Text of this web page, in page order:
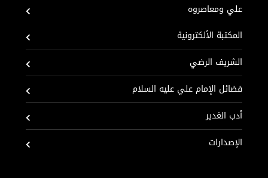
علي ومعاصروه
المكتبة الألكترونية
الشريف الرضي
فضائل الإمام علي عليه السلام
أدب الغدير
الإصدارات